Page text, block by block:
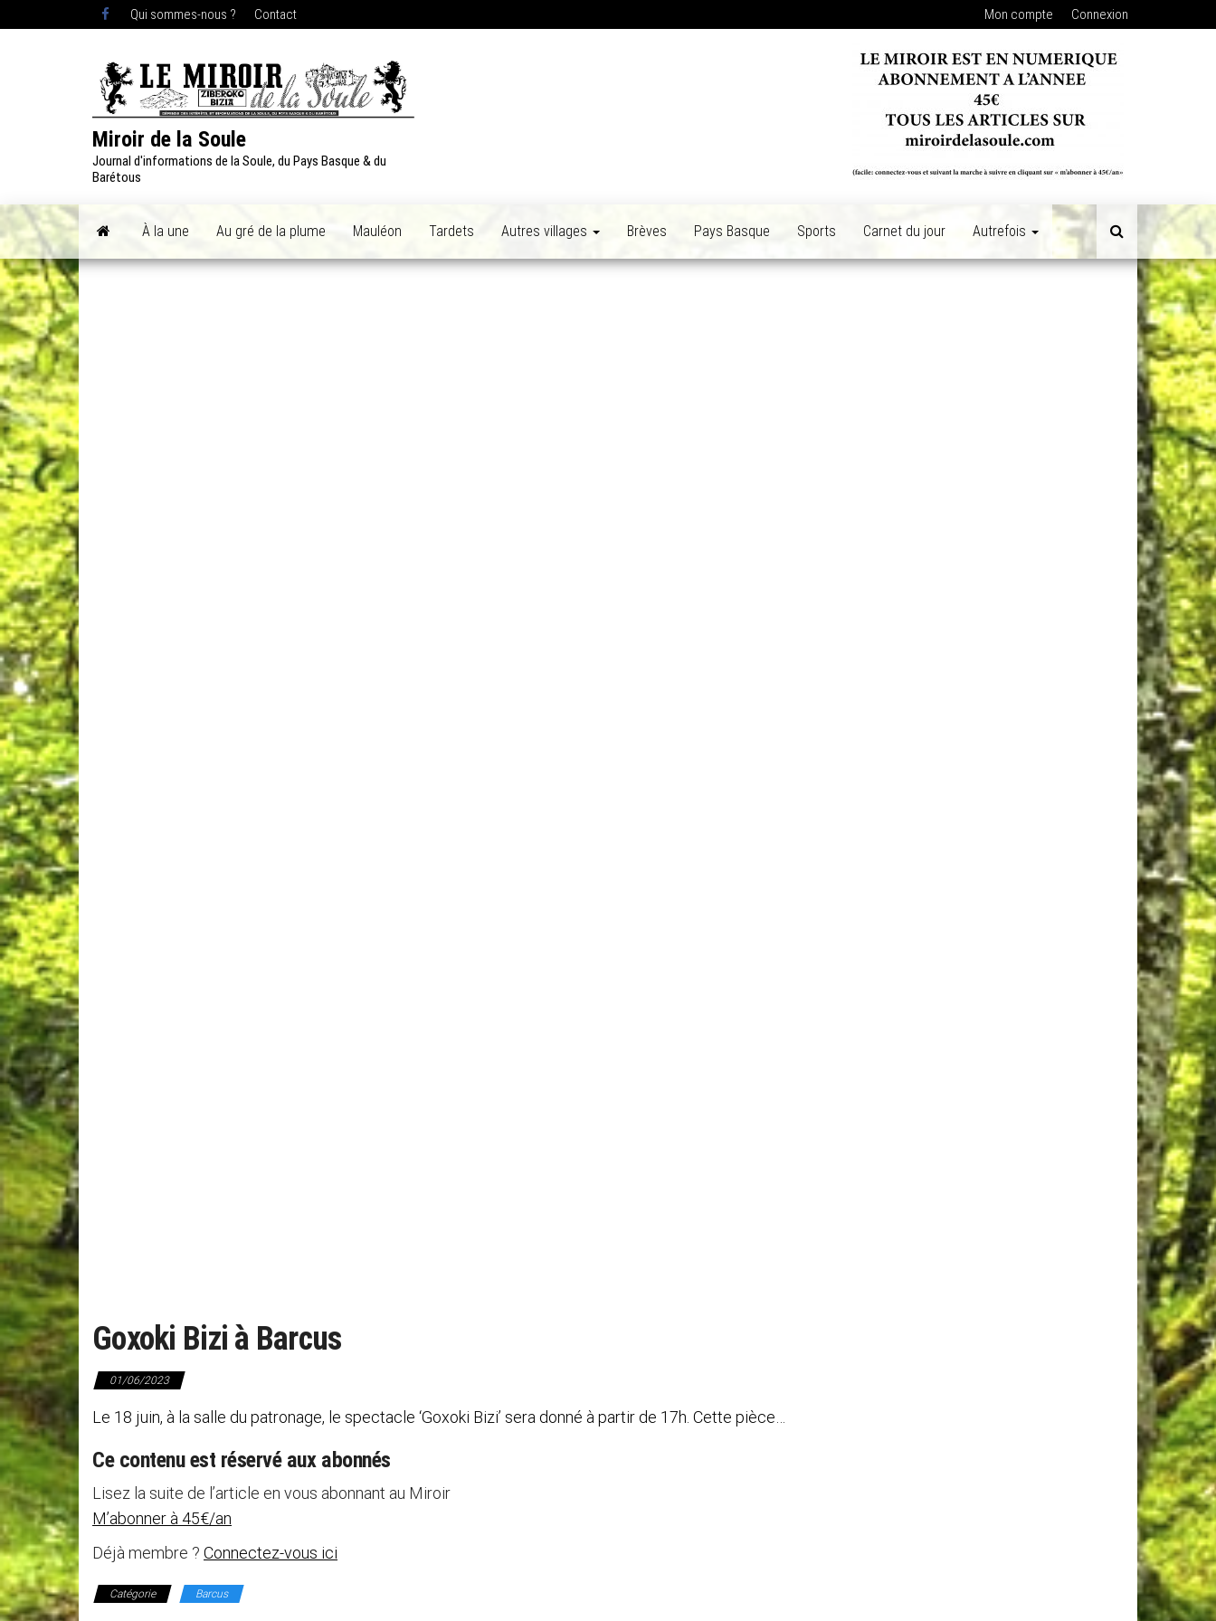
Qui sommes-nous ? Contact Mon compte Connexion
Miroir de la Soule
Journal d'informations de la Soule, du Pays Basque & du
Barétous
À la une Au gré de la plume Mauléon Tardets Autres villages Brèves Pays Basque Sports Carnet du jour Autrefois
Goxoki Bizi à Barcus
01/06/2023
Le 18 juin, à la salle du patronage, le spectacle ‘Goxoki Bizi’ sera donné à partir de 17h. Cette pièce…
Ce contenu est réservé aux abonnés
Lisez la suite de l’article en vous abonnant au Miroir
M’abonner à 45€/an
Déjà membre ? Connectez-vous ici
Catégorie Barcus